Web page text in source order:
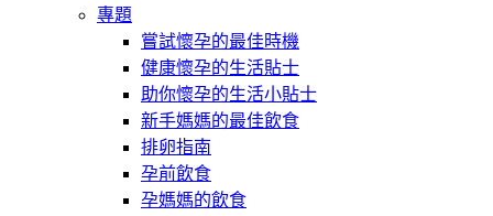
專題
嘗試懷孕的最佳時機
健康懷孕的生活貼士
助你懷孕的生活小貼士
新手媽媽的最佳飲食
排卵指南
孕前飲食
孕媽媽的飲食